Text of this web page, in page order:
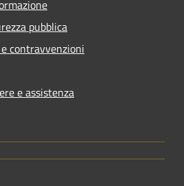
pubblica
contravvenzioni
e assistenza